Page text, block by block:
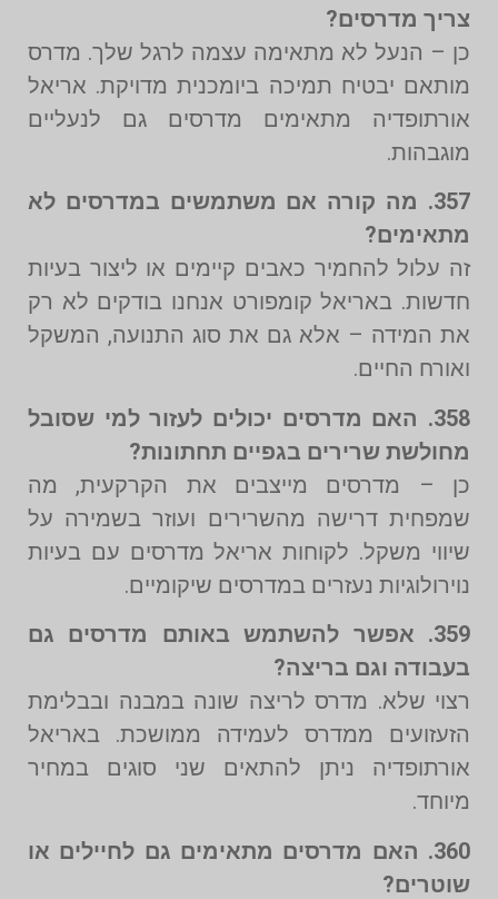
צריך מדרסים?
כן – הנעל לא מתאימה עצמה לרגל שלך. מדרס
מותאם יבטיח תמיכה ביומכנית מדויקת. אריאל
אורתופדיה מתאימים מדרסים גם לנעליים
מוגבהות.
357. מה קורה אם משתמשים במדרסים לא
מתאימים?
זה עלול להחמיר כאבים קיימים או ליצור בעיות
חדשות. באריאל קומפורט אנחנו בודקים לא רק
את המידה – אלא גם את סוג התנועה, המשקל
ואורח החיים.
358. האם מדרסים יכולים לעזור למי שסובל
מחולשת שרירים בגפיים תחתונות?
כן – מדרסים מייצבים את הקרקעית, מה
שמפחית דרישה מהשרירים ועוזר בשמירה על
שיווי משקל. לקוחות אריאל מדרסים עם בעיות
נוירולוגיות נעזרים במדרסים שיקומיים.
359. אפשר להשתמש באותם מדרסים גם
בעבודה וגם בריצה?
רצוי שלא. מדרס לריצה שונה במבנה ובבלימת
הזעזועים ממדרס לעמידה ממושכת. באריאל
אורתופדיה ניתן להתאים שני סוגים במחיר
מיוחד.
360. האם מדרסים מתאימים גם לחיילים או
שוטרים?